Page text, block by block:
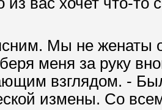
Мы не женаты
меня за руку
взглядом. -
измены. Со